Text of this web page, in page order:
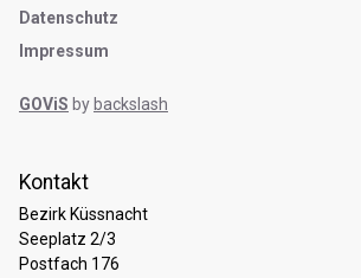
Kontakt
Bezirk Küssnacht
Seeplatz 2/3
Postfach 176
Datenschutz
Impressum
GOViS bybackslash